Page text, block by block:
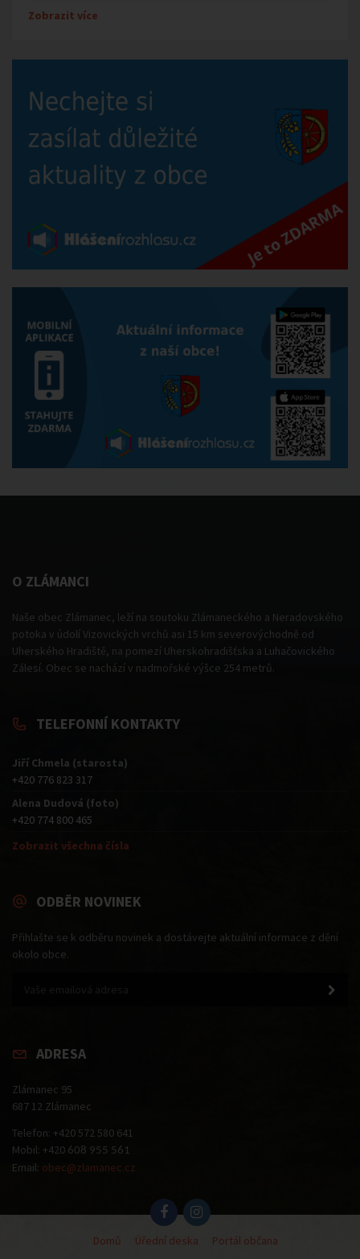
Zobrazit více
O ZLÁMANCI
Naše obec Zlámanec, leží na soutoku Zlámaneckého a Neradovského
potoka v údolí Vizovických vrchů asi 15 km severovýchodně od
Uherského Hradiště, na pomezí Uherskohradišťska a Luhačovického
Zálesí. Obec se nachází v nadmořské výšce 254 metrů.
TELEFONNÍ KONTAKTY
Jiří Chmela (starosta)
+420 776 823 317
Alena Dudová (foto)
+420 774 800 465
Zobrazit všechna čísla
ODBĚR NOVINEK
Přihlašte se k odběru novinek a dostávejte aktuální informace z dění
okolo obce.
ADRESA
Zlámanec 95
687 12 Zlámanec
Telefon: +420 572 580 641
Mobil: +420 608 955 561
Email: obec@zlamanec.cz
Domů Úřední deska Portál občana